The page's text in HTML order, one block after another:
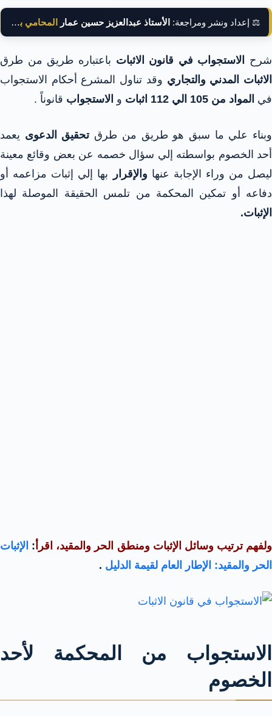
⚖️ إعداد ونشر ومراجعة: الأستاذ عبدالعزيز حسين عمار المحامي بالنقض
شرح الاستجواب في قانون الاثبات باعتباره طريق من طرق
الاثبات المدني والتجاري وقد تناول المشرع أحكام الاستجواب
في المواد من 105 الي 112 اثبات و الاستجواب قانوناً .
وبناء علي ما سبق هو طريق من طرقتحقيق الدعوى يعمد
أحد الخصوم بواسطته إلي سؤال خصمه عن بعض وقائع معينة
ليصل من وراء الإجابة عنها والإقرار بها إلي إثبات مزاعمه أو
دفاعه أو تمكين المحكمة من تلمس الحقيقة الموصلة لهذا
الإثبات.
ولفهم ترتيب وسائل الإثبات ومنطق الحر والمقيد، اقرأ : الإثبات
الحر والمقيد: الإطار العام لقيمة الدليل .
الاستجواب من المحكمة لأحد
الخصوم